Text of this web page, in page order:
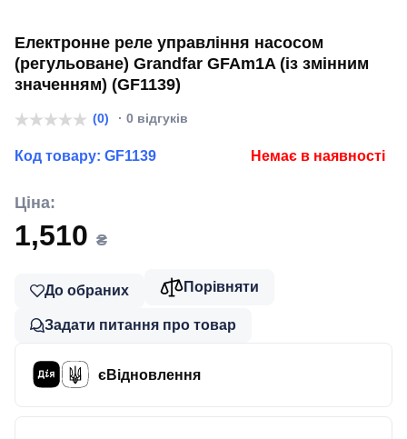
Електронне реле управління насосом
(регульоване) Grandfar GFAm1A (із змінним
значенням) (GF1139)
(0) · 0 відгуків
Код товару: GF1139 Немає в наявності
Ціна:
1,510 ₴
До обраних Порівняти
Задати питання про товар
єВідновлення